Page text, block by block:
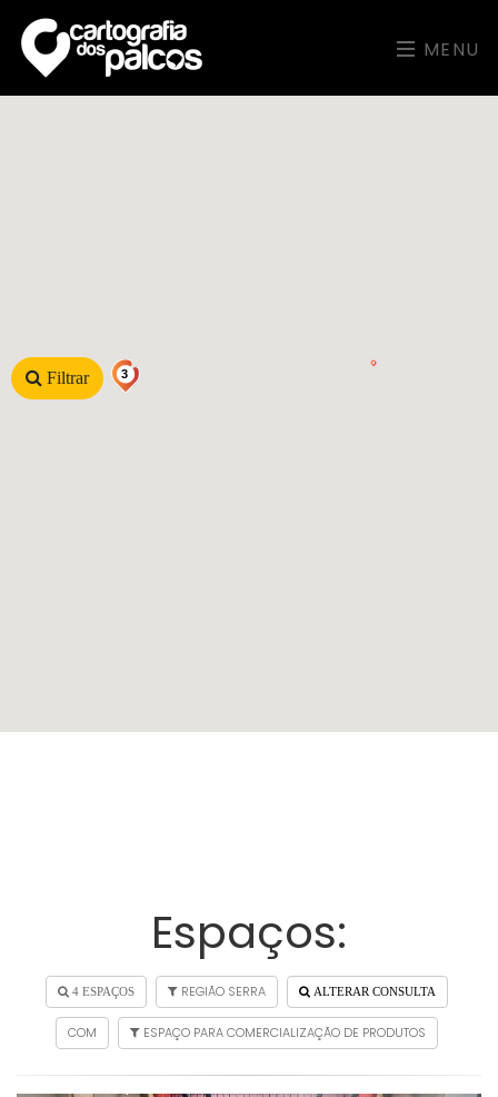
MENU
Filtrar 3
Espaços:
4 ESPAÇOS REGIÃO SERRA ALTERAR CONSULTA
COM ESPAÇO PARA COMERCIALIZAÇÃO DE PRODUTOS